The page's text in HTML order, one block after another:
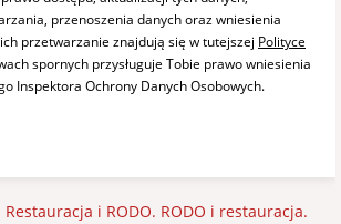
przenoszenia danych oraz wniesienia
przetwarzanie znajdują się w tutejszej Polityce
spornych przysługuje Tobie prawo wniesienia
Inspektora Ochrony Danych Osobowych.
Restauracja i RODO. RODO i restauracja.